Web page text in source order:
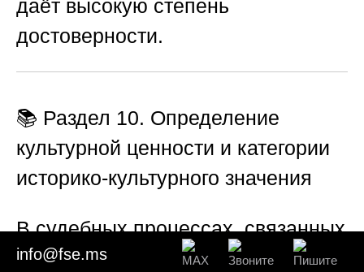
даёт высокую степень
достоверности.
📚 Раздел 10. Определение
культурной ценности и категории
историко-культурного значения
В судебных процессах, связанных
с таможенными или уголовными
info@fse.ms